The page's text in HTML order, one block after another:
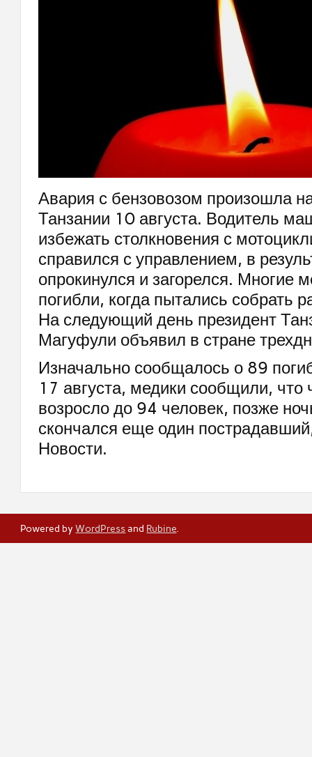
Авария с бензовозом произошла
Танзании 10 августа. Водитель
избежать столкновения с
справился с управлением, в
опрокинулся и загорелся. Многие
погибли, когда пытались собрать
На следующий день президент
Магуфули объявил в стране
Изначально сообщалось о 89
17 августа, медики сообщили, что
возросло до 94 человек, позже
скончался еще один
Новости.
Powered byWordPressand Rubine